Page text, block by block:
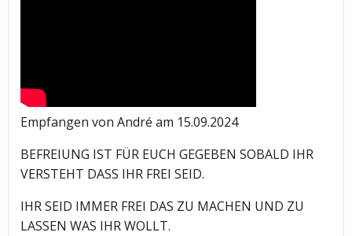
Empfangen von André am 15.09.2024
BEFREIUNG IST FÜR EUCH GEGEBEN SOBALD IHR
VERSTEHT DASS IHR FREI SEID.
IHR SEID IMMER FREI DAS ZU MACHEN UND ZU
LASSEN WAS IHR WOLLT.